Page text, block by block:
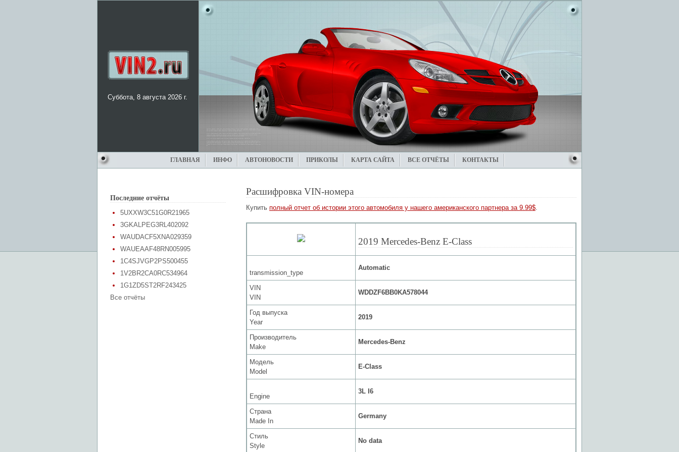
Суббота, 8 августа 2026 г.
ГЛАВНАЯ ИНФО АВТОНОВОСТИ ПРИКОЛЫ КАРТА САЙТА ВСЕ ОТЧЁТЫ КОНТАКТЫ
Последние отчёты
5UXXW3C51G0R21965
3GKALPEG3RL402092
WAUDACF5XNA029359
WAUEAAF48RN005995
1C4SJVGP2PS500455
1V2BR2CA0RC534964
1G1ZD5ST2RF243425
Все отчёты
Расшифровка VIN-номера
Купить полный отчет об истории этого автомобиля у нашего американского партнера за 9.99$.
2019 Mercedes-Benz E-Class
transmission_type
Automatic
VIN
VIN
WDDZF6BB0KA578044
Год выпуска
Year
2019
Производитель
Make
Mercedes-Benz
Модель
Model
E-Class
Engine
3L I6
Страна
Made In
Germany
Стиль
Style
No data